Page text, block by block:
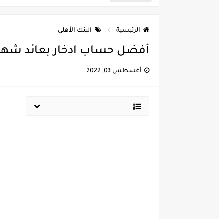
الرئيسية البنك الأهلي
أفضل حساب ادخار بعائد
أغسطس 03, 2022